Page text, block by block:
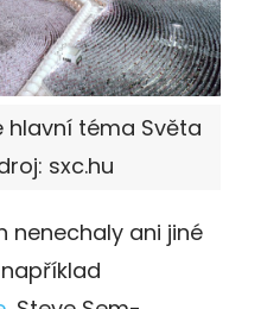
téma Světa
sxc.hu
nenechaly ani jiné